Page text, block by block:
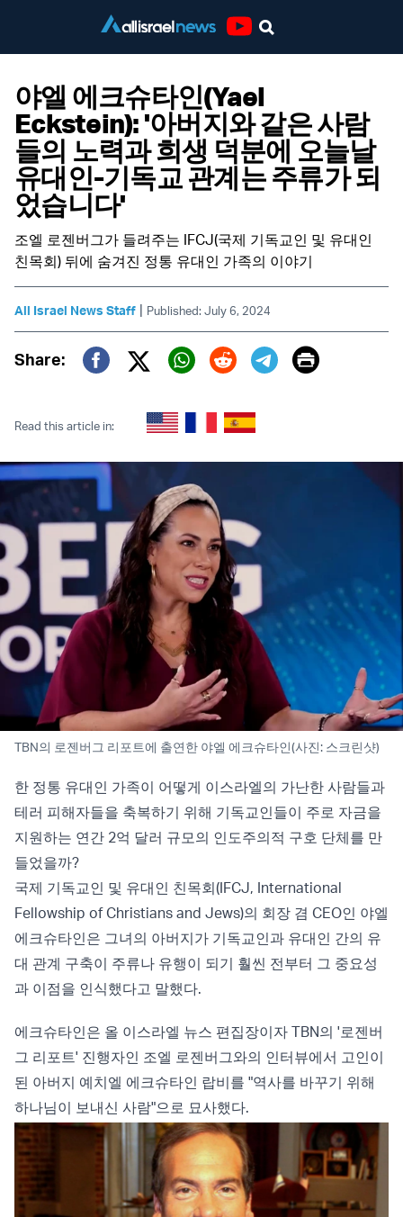
야엘 에크슈타인(Yael
Eckstein): '아버지와 같은 사람
들의 노력과 희생 덕분에 오늘날
유대인-기독교 관계는 주류가 되
었습니다'
조엘 로젠버그가 들려주는 IFCJ(국제 기독교인 및 유대인
친목회) 뒤에 숨겨진 정통 유대인 가족의 이야기
All Israel News Staff | Published: July 6, 2024
Share:
Twitter (X)
Print
Read this article in:
TBN의 로젠버그 리포트에 출연한 야엘 에크슈타인(사진: 스크린샷)
한 정통 유대인 가족이 어떻게 이스라엘의 가난한 사람들과
테러 피해자들을 축복하기 위해 기독교인들이 주로 자금을
지원하는 연간 2억 달러 규모의 인도주의적 구호 단체를 만
들었을까?
국제 기독교인 및 유대인 친목회(IFCJ, International
Fellowship of Christians and Jews)의 회장 겸 CEO인 야엘
에크슈타인은 그녀의 아버지가 기독교인과 유대인 간의 유
대 관계 구축이 주류나 유행이 되기 훨씬 전부터 그 중요성
과 이점을 인식했다고 말했다.
에크슈타인은 올 이스라엘 뉴스 편집장이자 TBN의 '로젠버
그 리포트' 진행자인 조엘 로젠버그와의 인터뷰에서 고인이
된 아버지 예치엘 에크슈타인 랍비를 "역사를 바꾸기 위해
하나님이 보내신 사람"으로 묘사했다.